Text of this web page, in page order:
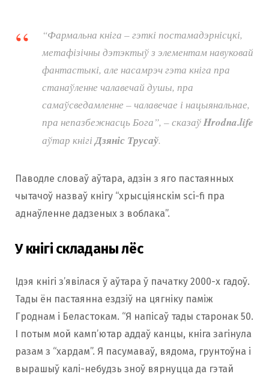
“Фармальна кніга – гэткі постамадэрнісцкі,
метафізічны дэтэктыў з элементам навуковай
фантастыкі, але насамрэч гэта кніга пра
станаўленне чалавечай душы, пра
самаўсведамленне – чалавечае і нацыянальнае,
пра непазбежнасць Бога”, – сказаўHrodna.life
аўтар кнігі Дзяніс Трусаў.
Паводле словаў аўтара, адзін з яго пастаянных
чытачоў назваў кнігу “хрысціянскім sci-fi пра
аднаўленне дадзеных з воблака”.
У кнігі складаны лёс
Ідэя кнігі з’явілася ў аўтара ў пачатку 2000-х гадоў.
Тады ён пастаянна ездзіў на цягніку паміж
Гроднам і Беластокам. “Я напісаў тады старонак 50.
І потым мой камп’ютар аддаў канцы, кніга загінула
разам з “хардам”. Я пасумаваў, вядома, грунтоўна і
вырашыў калі-небудзь зноў вярнуцца да гэтай